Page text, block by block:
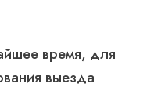
время, для
выезда